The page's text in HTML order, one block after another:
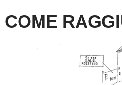
COME